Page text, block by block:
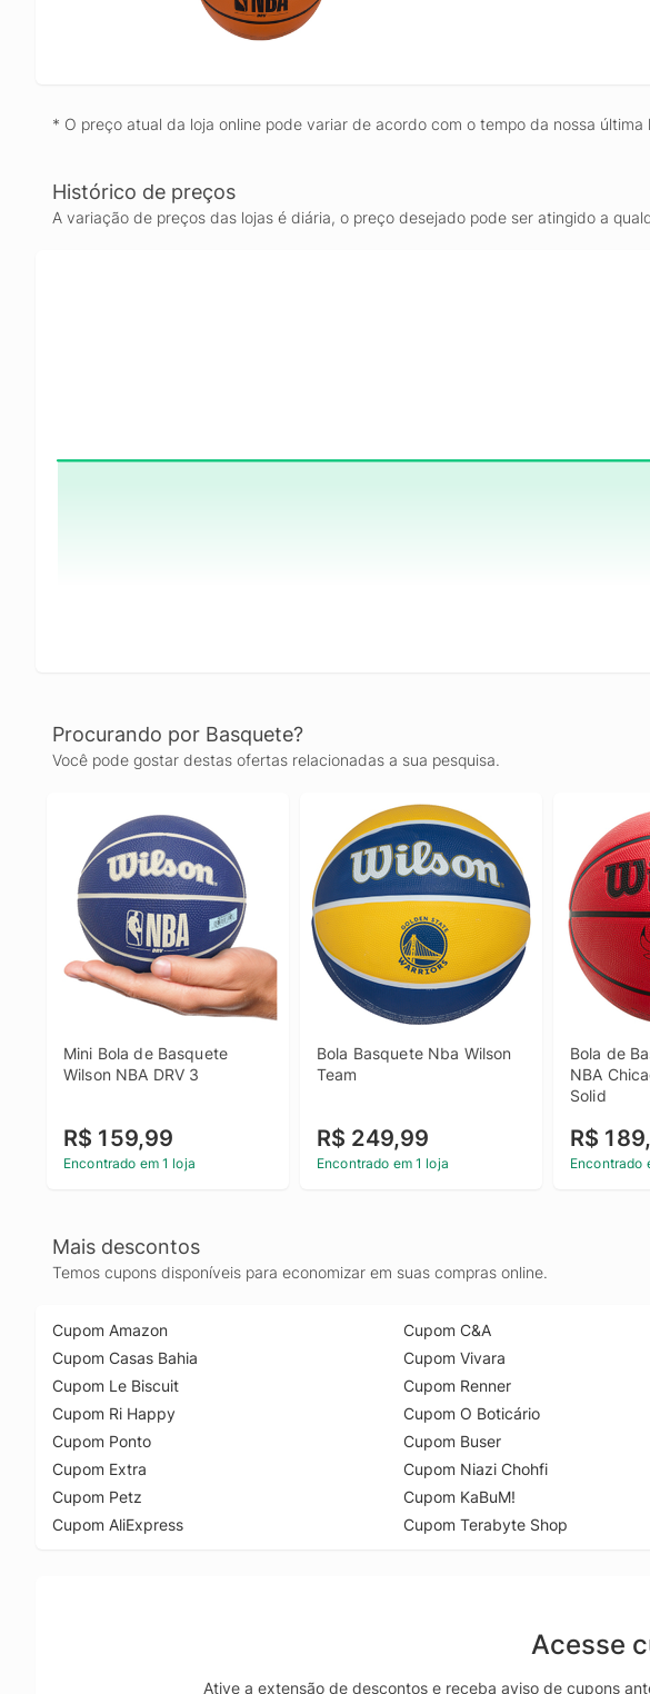
* O preço atual da loja online pode variar de acordo com o tempo da nossa última
Histórico de preços
A variação de preços das lojas é diária, o preço desejado pode ser atingido a
Procurando por Basquete?
Você pode gostar destas ofertas relacionadas a sua pesquisa.
Mini Bola de Basquete
Wilson NBA DRV 3
R$ 159,99
Encontrado em 1 loja
Bola Basquete Nba Wilson
Team
R$ 249,99
Encontrado em 1 loja
Bola de
NBA
Solid
R$
Encontrado
Mais descontos
Temos cupons disponíveis para economizar em suas compras online.
Cupom Amazon
Cupom Casas Bahia
Cupom Le Biscuit
Cupom Ri Happy
Cupom Ponto
Cupom Extra
Cupom Petz
Cupom AliExpress
Cupom C&A
Cupom Vivara
Cupom Renner
Cupom O Boticário
Cupom Buser
Cupom Niazi Chohfi
Cupom KaBuM!
Cupom Terabyte Shop
Acesse
Ative a extensão de descontos e receba aviso de cupons